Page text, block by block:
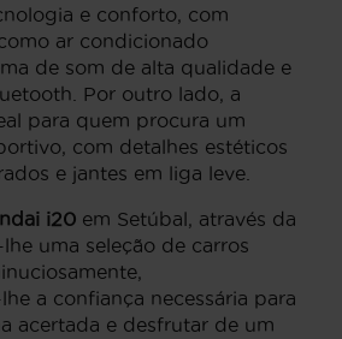
e conforto, com
ar condicionado
de som de alta qualidade e
Por outro lado, a
para quem procura um
com detalhes estéticos
e jantes em liga leve.
i20 em Setúbal, através da
uma seleção de carros
a confiança necessária para
acertada e desfrutar de um